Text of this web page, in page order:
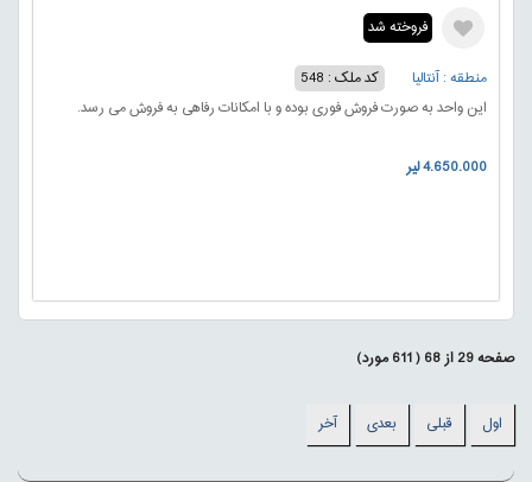
فروخته شد
منطقه : آنتالیا
کد ملک : 548
این واحد به صورت فروش فوری بوده و با امکانات رفاهی به فروش می رسد.
4.650.000 لیر
صفحه29از68
(
611مورد)
اول قبلی بعدی آخر